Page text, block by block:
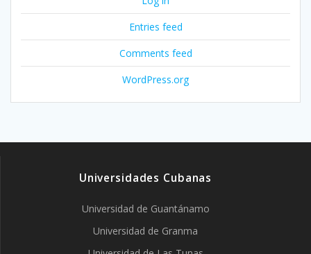
Entries feed
Comments feed
WordPress.org
Universidades Cubanas
Universidad de Guantánamo
Universidad de Granma